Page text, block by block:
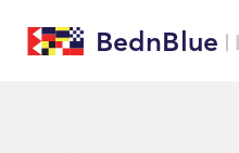
BednBlue